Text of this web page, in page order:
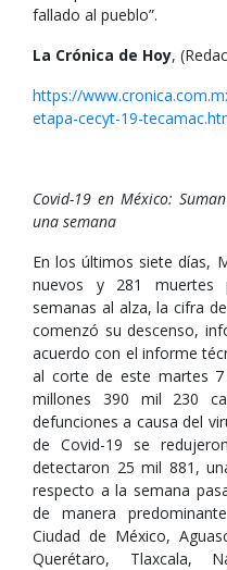
fallado al pueblo”.
La Crónica de Hoy,
https://
etapa-cecyt-19-
Covid-19 en México:
una semana
En los últimos siete días,
nuevos y 281 muertes
semanas al alza, la cifra
comenzó su descenso,
acuerdo con el informe
al corte de este martes
millones 390 mil 230
defunciones a causa del
de Covid-19 se
detectaron 25 mil 881,
respecto a la semana
de manera
Ciudad de México,
Querétaro, Tlaxcala,